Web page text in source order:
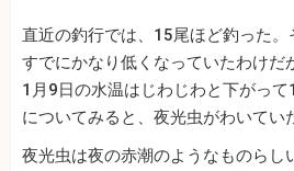
直近の釣行では、15尾ほど釣った。
すでにかなり低くなっていたわけだ
1月9日の水温はじわじわと下がっ
についてみると、夜光虫がわいてい
夜光虫は夜の赤潮のようなものらし